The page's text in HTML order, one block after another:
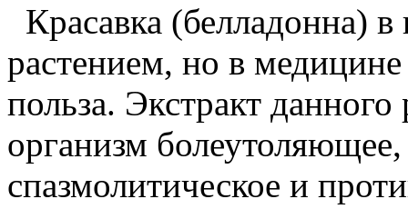
Красавка (белладонна)
растением, но в медицине
польза. Экстракт данного
организм
спазмолитическое и